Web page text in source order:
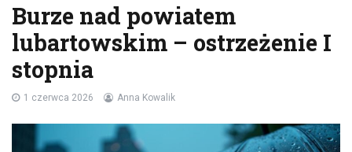
Burze nad powiatem
lubartowskim – ostrzeżenie I
stopnia
1 czerwca 2026 Anna Kowalik